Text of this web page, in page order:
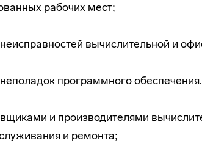
рабочих мест;
вычислительной и
программного обеспечения.
и производителями
и ремонта;